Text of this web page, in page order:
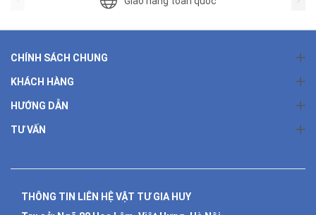
CHÍNH SÁCH CHUNG
KHÁCH HÀNG
HƯỚNG DẪN
TƯ VẤN
THÔNG TIN LIÊN HỆ VẬT TƯ GIA HUY